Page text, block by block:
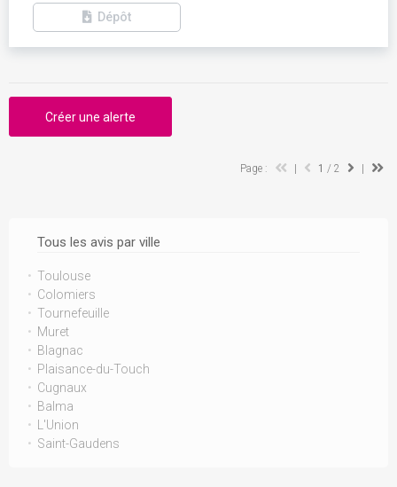
Tous les avis par ville
Toulouse
Colomiers
Tournefeuille
Muret
Blagnac
Plaisance-du-Touch
Cugnaux
Balma
L'Union
Saint-Gaudens
Dépôt
Créer une alerte
Page : 1 / 2